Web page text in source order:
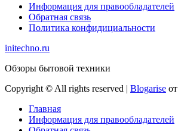
Информация для правообладателей
Обратная связь
Политика конфидициальности
initechno.ru
Обзоры бытовой техники
Copyright © All rights reserved | Blogarise от
Главная
Информация для правообладателей